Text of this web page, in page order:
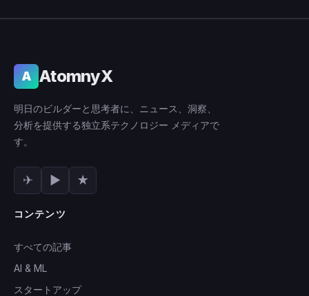
A AtomnyX
明日のビルダーと思考者に、ニュース、洞察、
分析を提供する独立系テクノロジー メディアで
す。
✈ ▶ ★
コンテンツ
すべての記事
AI & ML
スタートアップ